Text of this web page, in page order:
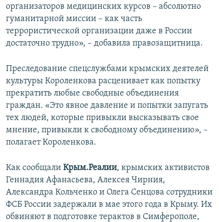
организаторов медицинских курсов – абсолютно
гуманитарной миссии – как часть
террористической организации даже в России
достаточно трудно», – добавила правозащитница.
Преследование спецслужбами крымских деятелей
культуры Короленкова расценивает как попытку
прекратить любые свободные объединения
граждан. «Это явное давление и попытки запугать
тех людей, которые привыкли высказывать свое
мнение, привыкли к свободному объединению», –
полагает Короленкова.
Как сообщали Крым.Реалии, крымских активистов
Геннадия Афанасьева, Алексея Чирния,
Александра Кольченко и Олега Сенцова сотрудники
ФСБ России задержали в мае этого года в Крыму. Их
обвиняют в подготовке терактов в Симферополе,